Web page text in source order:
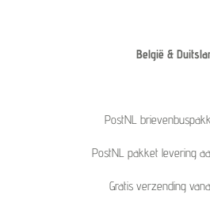
België &
PostNL
PostNL pakket levering
Gratis verzending